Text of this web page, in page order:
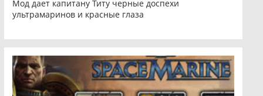
Мод дает капитану Титу черные доспехи
ультрамаринов и красные глаза